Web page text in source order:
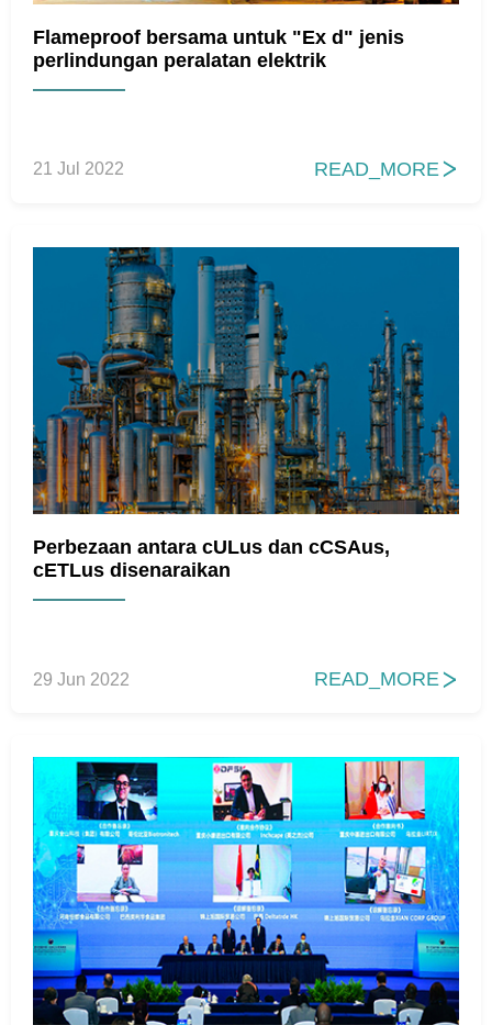
Flameproof bersama untuk "Ex d" jenis
perlindungan peralatan elektrik
21 Jul 2022 READ_MORE 
Perbezaan antara cULus dan cCSAus,
cETLus disenaraikan
29 Jun 2022 READ_MORE 